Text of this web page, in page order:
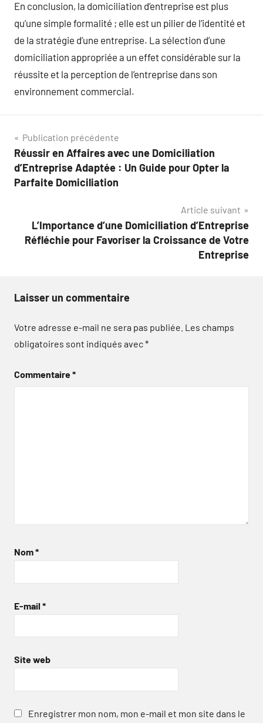
En conclusion, la domiciliation d’entreprise est plus
qu’une simple formalité ; elle est un pilier de l’identité et
de la stratégie d’une entreprise. La sélection d’une
domiciliation appropriée a un effet considérable sur la
réussite et la perception de l’entreprise dans son
environnement commercial.
Navigation
de
l’article
Publication précédente
Réussir en Affaires avec une Domiciliation
d’Entreprise Adaptée : Un Guide pour Opter la
Parfaite Domiciliation
Article suivant
L’Importance d’une Domiciliation d’Entreprise
Réfléchie pour Favoriser la Croissance de Votre
Entreprise
Laisser un commentaire
Votre adresse e-mail ne sera pas publiée. Les champs
obligatoires sont indiqués avec*
Commentaire*
Nom*
E-mail *
Site web
Enregistrer mon nom, mon e-mail et mon site dans le